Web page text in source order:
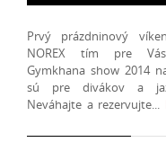
Prvý prázdninový
NOREX tím pre
Gymkhana show 2014
sú pre divákov a
Neváhajte a rezervujte...